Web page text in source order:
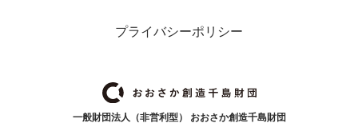
プライバシーポリシー
一般財団法人（非営利型） おおさか創造千島財団